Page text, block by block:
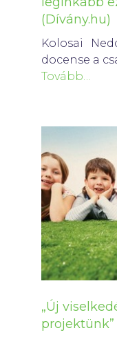
(Dívány.hu)
Kolosai
docense a
Tovább…
„Új